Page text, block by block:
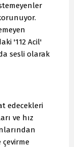
'112 Acil'
sesli olarak
edecekleri
ve hız
çevirme